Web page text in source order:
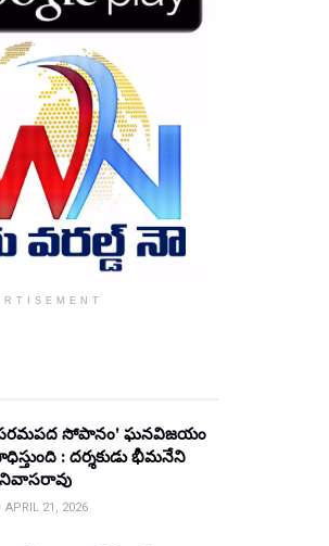
సోపానం’ ఘనవిజయం
: దర్శకుడు భీమనేని
APRIL 21, 2026